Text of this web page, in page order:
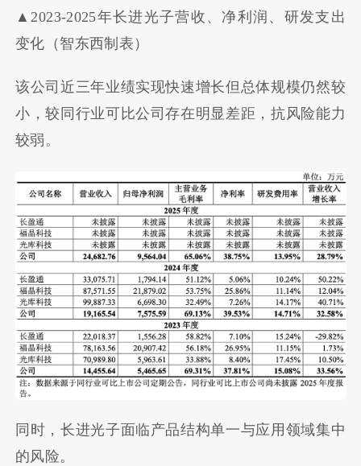
▲2023-2025年长进光子营收、净利润、研发支出
变化（智东西制表）
该公司近三年业绩实现快速增长但总体规模仍然较
小，较同行业可比公司存在明显差距，抗风险能力
较弱。
同时，长进光子面临产品结构单一与应用领域集中
的风险。